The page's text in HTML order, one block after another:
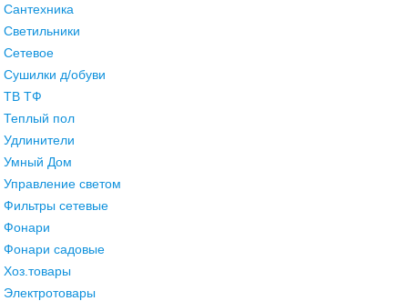
Сантехника
Светильники
Сетевое
Сушилки д/обуви
ТВ ТФ
Теплый пол
Удлинители
Умный Дом
Управление светом
Фильтры сетевые
Фонари
Фонари садовые
Хоз.товары
Электротовары